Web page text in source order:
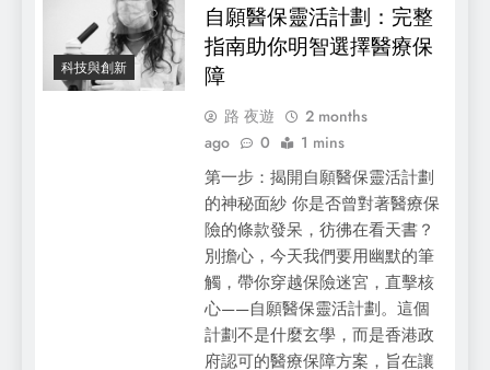
科技與創新
自願醫保靈活計劃：完整
指南助你明智選擇醫療保
障
路 夜遊
2 months
ago
0 1 mins
第一步：揭開自願醫保靈活計劃
的神秘面紗 你是否曾對著醫療保
險的條款發呆，彷彿在看天書？
別擔心，今天我們要用幽默的筆
觸，帶你穿越保險迷宮，直擊核
心——自願醫保靈活計劃。這個
計劃不是什麼玄學，而是香港政
府認可的醫療保障方案，旨在讓